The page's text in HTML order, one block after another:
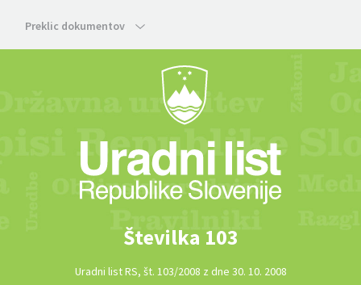
Preklic dokumentov
Številka 103
Uradni list RS, št. 103/2008 z dne 30. 10. 2008